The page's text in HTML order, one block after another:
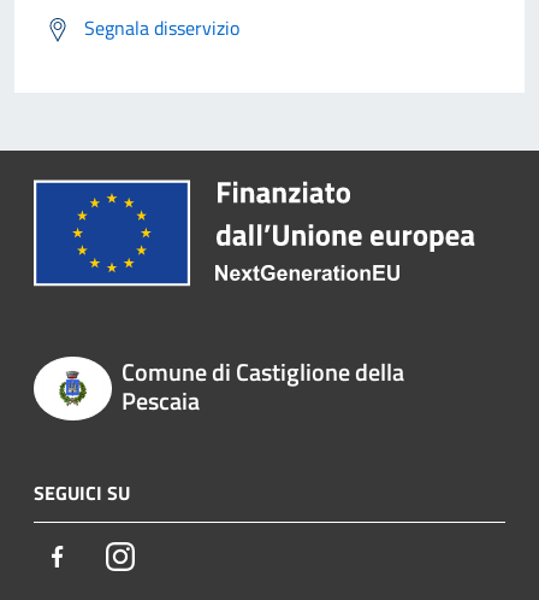
Segnala disservizio
Comune di Castiglione della
Pescaia
SEGUICI SU
FacebookInstagram